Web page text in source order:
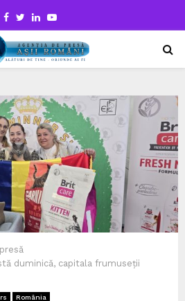
Facebook
TwitterLinkedinYoutube
duminică, capitala frumuseții
România